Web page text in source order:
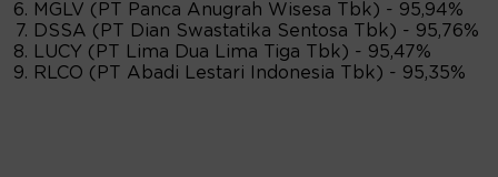
MGLV (PT Panca Anugrah Wisesa Tbk) - 95,94%
DSSA (PT Dian Swastatika Sentosa Tbk) - 95,76%
LUCY (PT Lima Dua Lima Tiga Tbk) - 95,47%
RLCO (PT Abadi Lestari Indonesia Tbk) - 95,35%